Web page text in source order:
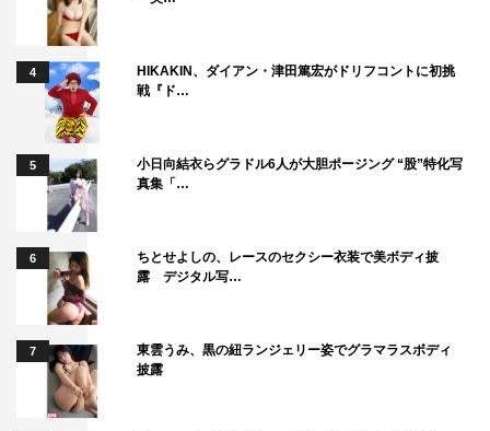
4
HIKAKIN、ダイアン・津田篤宏がドリフコントに初挑
戦『ド…
5
小日向結衣らグラドル6人が大胆ポージング “股”特化写
真集「…
6
ちとせよしの、レースのセクシー衣装で美ボディ披
露 デジタル写…
7
東雲うみ、黒の紐ランジェリー姿でグラマラスボディ
披露